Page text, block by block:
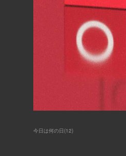
今日は何の日(12)